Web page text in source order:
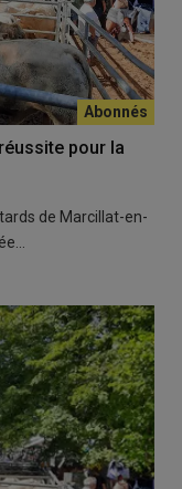
pour la
de Marcillat-en-